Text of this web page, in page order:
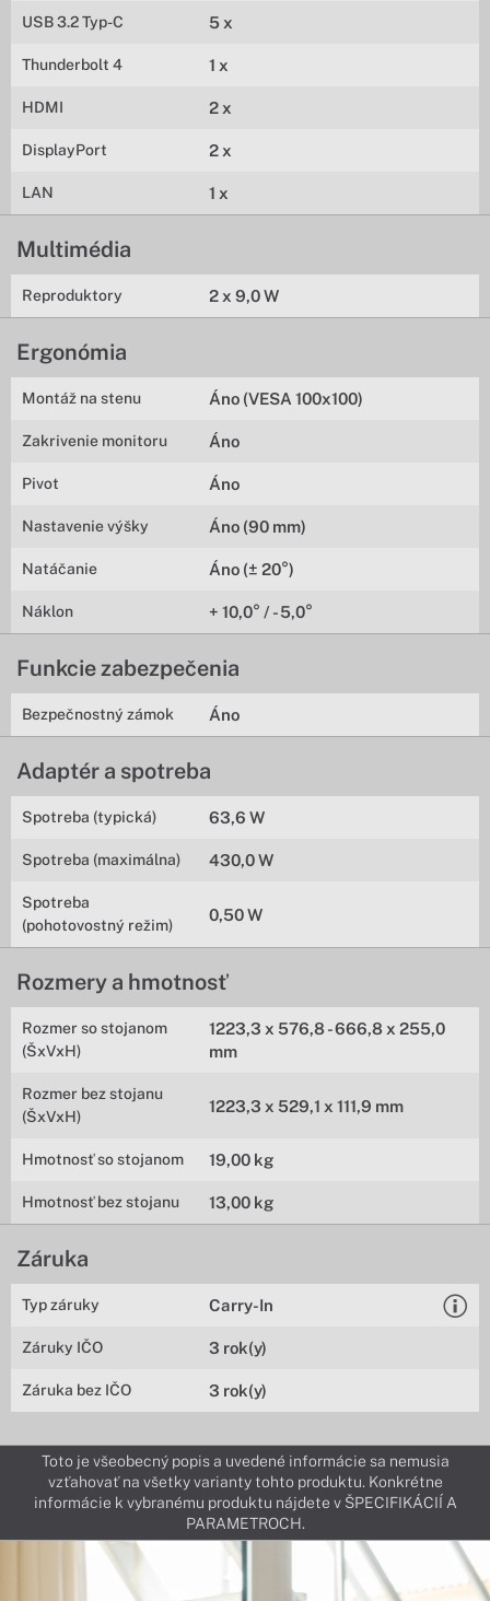
USB 3.2 Typ-C 5 x
Thunderbolt 4 1 x
HDMI 2 x
DisplayPort 2 x
LAN 1 x
Multimédia
Reproduktory 2 x 9,0 W
Ergonómia
Montáž na stenu Áno (VESA 100x100)
Zakrivenie monitoru Áno
Pivot Áno
Nastavenie výšky Áno (90 mm)
Natáčanie Áno (± 20°)
Náklon + 10,0° / - 5,0°
Funkcie zabezpečenia
Bezpečnostný zámok Áno
Adaptér a spotreba
Spotreba (typická) 63,6 W
Spotreba (maximálna) 430,0 W
Spotreba
(pohotovostný režim)
0,50 W
Rozmery a hmotnosť
Rozmer so stojanom
(ŠxVxH)
1223,3 x 576,8 - 666,8 x 255,0
mm
Rozmer bez stojanu
(ŠxVxH)
1223,3 x 529,1 x 111,9 mm
Hmotnosť so stojanom 19,00 kg
Hmotnosť bez stojanu 13,00 kg
Záruka
Typ záruky Carry-In
Záruky IČO 3 rok(y)
Záruka bez IČO 3 rok(y)
Toto je všeobecný popis a uvedené informácie sa nemusia
vzťahovať na všetky varianty tohto produktu. Konkrétne
informácie k vybranému produktu nájdete v ŠPECIFIKÁCIÍ A
PARAMETROCH.